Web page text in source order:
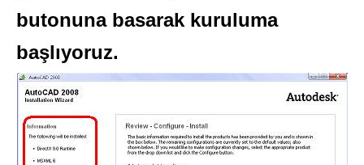
butonuna basarak kuruluma
başlıyoruz.